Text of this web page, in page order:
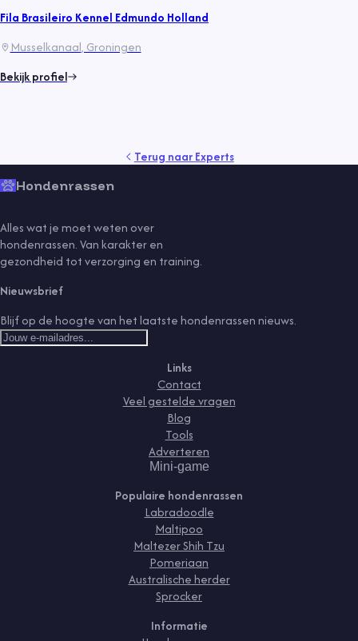
Fila Brasileiro Kennel Edmundo Holland
Musselkanaal, Groningen
Bekijk profiel
Terug naarExperts
Hondenrassen
Alles wat je moet weten over
hondenrassen. Van karakter en
gezondheid tot verzorging en training.
Nieuwsbrief
Blijf op de hoogte van het laatste hondenrassen nieuws.
Links
Contact
Veel gestelde vragen
Blog
Tools
Adverteren
Mini-game
Populaire hondenrassen
Labradoodle
Maltipoo
Maltezer Shih Tzu
Pomeriaan
Australische herder
Sprocker
Informatie